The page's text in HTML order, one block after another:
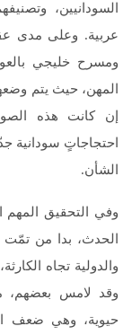
السودانيين،
عربية. وعلى مدى
ومسرح خليجي
المهن، حيث يتم
إن كانت هذه
احتجاجاتٍ سودانية
الشأن.
وفي التحقيق المهم
الحدث، بدا من تمّت
والدولية تجاه
وقد لامس بعضهم،
حيوية، وهي ضعف